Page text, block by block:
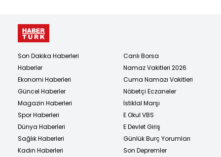
Son Dakika Haberleri
Haberler
Ekonomi Haberleri
Güncel Haberler
Magazin Haberleri
Spor Haberleri
Dünya Haberleri
Sağlık Haberleri
Kadın Haberleri
Canlı Borsa
Namaz Vakitleri 2026
Cuma Namazı Vakitleri
Nöbetçi Eczaneler
İstiklal Marşı
E Okul VBS
E Devlet Giriş
Günlük Burç Yorumları
Son Depremler